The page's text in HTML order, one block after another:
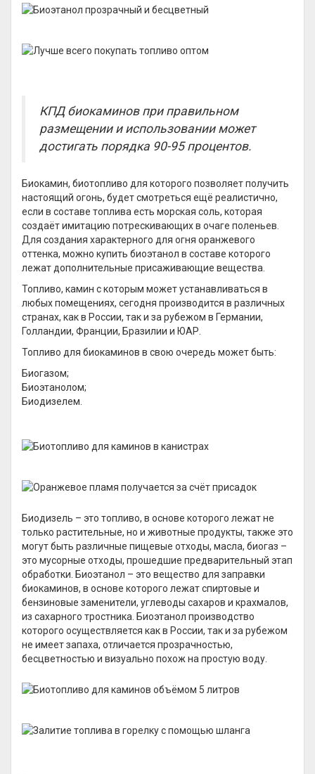
КПД биокаминов при правильном
размещении и использовании может
достигать порядка 90-95 процентов.
Биокамин, биотопливо для которого позволяет получить
настоящий огонь, будет смотреться ещё реалистично,
если в составе топлива есть морская соль, которая
создаёт имитацию потрескивающих в очаге поленьев.
Для создания характерного для огня оранжевого
оттенка, можно купить биоэтанол в составе которого
лежат дополнительные присаживающие вещества.
Топливо, камин с которым может устанавливаться в
любых помещениях, сегодня производится в различных
странах, как в России, так и за рубежом в Германии,
Голландии, Франции, Бразилии и ЮАР.
Топливо для биокаминов в свою очередь может быть:
Биогазом;
Биоэтанолом;
Биодизелем.
Биодизель – это топливо, в основе которого лежат не
только растительные, но и животные продукты, также это
могут быть различные пищевые отходы, масла, биогаз –
это мусорные отходы, прошедшие предварительный этап
обработки. Биоэтанол – это вещество для заправки
биокаминов, в основе которого лежат спиртовые и
бензиновые заменители, углеводы сахаров и крахмалов,
из сахарного тростника. Биоэтанол производство
которого осуществляется как в России, так и за рубежом
не имеет запаха, отличается прозрачностью,
бесцветностью и визуально похож на простую воду.